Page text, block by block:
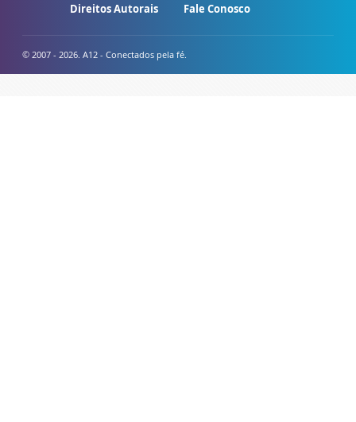
Direitos Autorais Fale Conosco
© 2007 - 2026. A12 - Conectados pela fé.